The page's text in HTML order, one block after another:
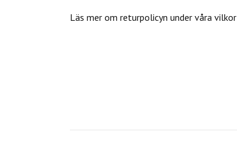
Läs mer om returpolicyn under våra vilkor